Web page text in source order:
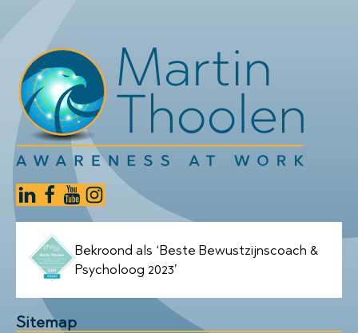
Bekroond als ‘Beste Bewustzijnscoach &
Psycholoog 2023’
Sitemap